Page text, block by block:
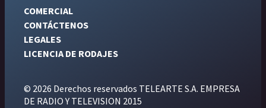
COMERCIAL
CONTÁCTENOS
LEGALES
LICENCIA DE RODAJES
© 2026 Derechos reservados TELEARTE S.A. EMPRESA
DE RADIO Y TELEVISION 2015